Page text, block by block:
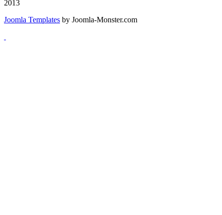
2013
Joomla Templates by Joomla-Monster.com